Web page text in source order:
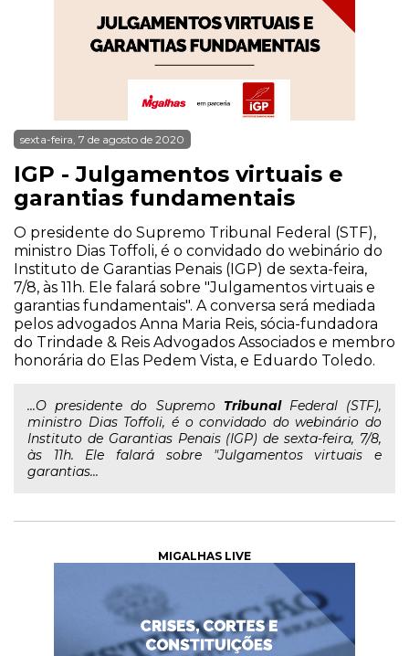
sexta-feira, 7 de agosto de 2020
IGP - Julgamentos virtuais e
garantias fundamentais
O presidente do Supremo Tribunal Federal (STF),
ministro Dias Toffoli, é o convidado do webinário do
Instituto de Garantias Penais (IGP) de sexta-feira,
7/8, às 11h. Ele falará sobre "Julgamentos virtuais e
garantias fundamentais". A conversa será mediada
pelos advogados Anna Maria Reis, sócia-fundadora
do Trindade & Reis Advogados Associados e membro
honorária do Elas Pedem Vista, e Eduardo Toledo.
...O presidente do Supremo TribunalFederal (STF),
ministro Dias Toffoli, é o convidado do webinário do
Instituto de Garantias Penais (IGP) de sexta-feira, 7/8,
às 11h. Ele falará sobre "Julgamentos virtuais e
garantias...
MIGALHAS LIVE